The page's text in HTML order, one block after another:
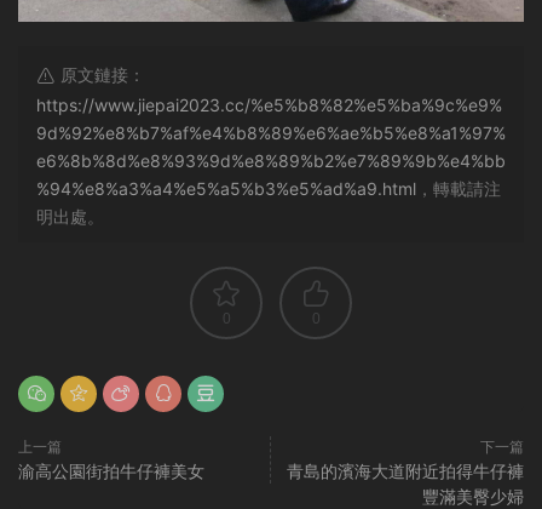
原文鏈接：
https://www.jiepai2023.cc/%e5%b8%82%e5%ba%9c%e9%
9d%92%e8%b7%af%e4%b8%89%e6%ae%b5%e8%a1%97%
e6%8b%8d%e8%93%9d%e8%89%b2%e7%89%9b%e4%bb
%94%e8%a3%a4%e5%a5%b3%e5%ad%a9.html ，轉載請注
明出處。
0 0
上一篇
渝高公園街拍牛仔褲美女
下一篇
青島的濱海大道附近拍得牛仔褲
豐滿美臀少婦